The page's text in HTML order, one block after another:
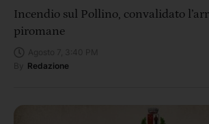
Incendio sul Pollino, convalidato
piromane
Redazione